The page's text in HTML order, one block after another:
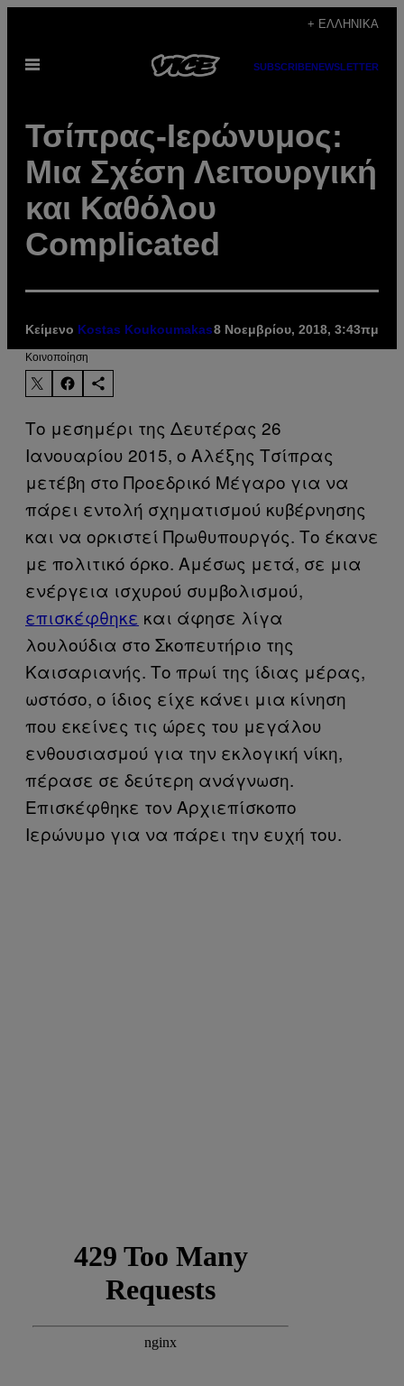
περιεχόμενο
+ ΕΛΛΗΝΙΚΆ
Ανοίξτε
SUBSCRIBENEWSLETTER
Τσίπρας-Ιερώνυμος:
Μια Σχέση Λειτουργική
και Καθόλου
Complicated
Κείμενο Kostas Koukoumakas8 Νοεμβρίου, 2018, 3:43πμ
Kοινοποίηση
Το μεσημέρι της Δευτέρας 26
Ιανουαρίου 2015, ο Αλέξης Τσίπρας
μετέβη στο Προεδρικό Μέγαρο για να
πάρει εντολή σχηματισμού κυβέρνησης
και να ορκιστεί Πρωθυπουργός. Το έκανε
με πολιτικό όρκο. Αμέσως μετά, σε μια
ενέργεια ισχυρού συμβολισμού,
επισκέφθηκε και άφησε λίγα
λουλούδια στο Σκοπευτήριο της
Καισαριανής. Το πρωί της ίδιας μέρας,
ωστόσο, ο ίδιος είχε κάνει μια κίνηση
που εκείνες τις ώρες του μεγάλου
ενθουσιασμού για την εκλογική νίκη,
πέρασε σε δεύτερη ανάγνωση.
Επισκέφθηκε τον Αρχιεπίσκοπο
Ιερώνυμο για να πάρει την ευχή του.